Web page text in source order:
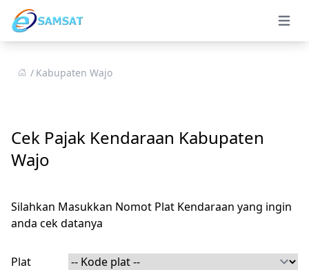
Open
Kabupaten Wajo
Cek Pajak Kendaraan Kabupaten
Wajo
Silahkan Masukkan Nomot Plat Kendaraan yang ingin
anda cek datanya
Plat